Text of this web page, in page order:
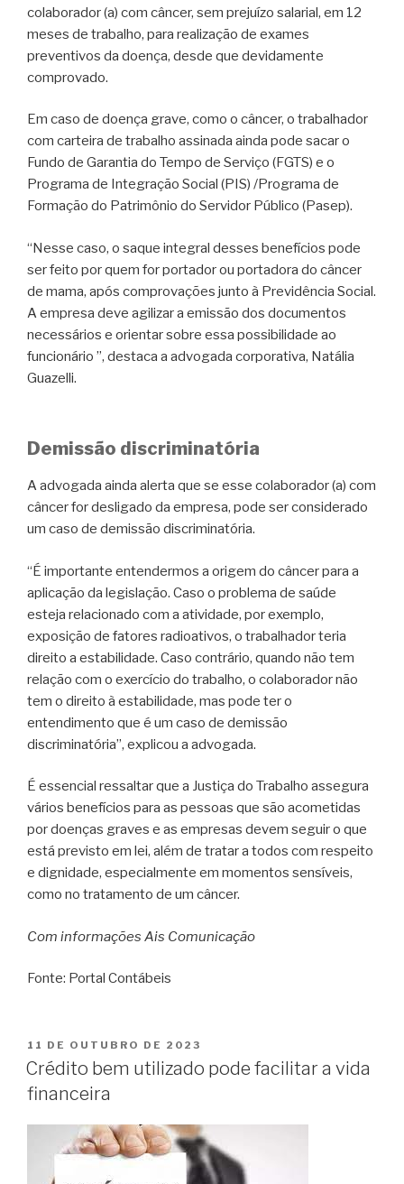
colaborador (a) com câncer, sem prejuízo salarial, em 12
meses de trabalho, para realização de exames
preventivos da doença, desde que devidamente
comprovado.
Em caso de doença grave, como o câncer, o trabalhador
com carteira de trabalho assinada ainda pode sacar o
Fundo de Garantia do Tempo de Serviço (FGTS) e o
Programa de Integração Social (PIS) /Programa de
Formação do Patrimônio do Servidor Público (Pasep).
“Nesse caso, o saque integral desses benefícios pode
ser feito por quem for portador ou portadora do câncer
de mama, após comprovações junto à Previdência Social.
A empresa deve agilizar a emissão dos documentos
necessários e orientar sobre essa possibilidade ao
funcionário ”, destaca a advogada corporativa, Natália
Guazelli.
Demissão discriminatória
A advogada ainda alerta que se esse colaborador (a) com
câncer for desligado da empresa, pode ser considerado
um caso de demissão discriminatória.
“É importante entendermos a origem do câncer para a
aplicação da legislação. Caso o problema de saúde
esteja relacionado com a atividade, por exemplo,
exposição de fatores radioativos, o trabalhador teria
direito a estabilidade. Caso contrário, quando não tem
relação com o exercício do trabalho, o colaborador não
tem o direito à estabilidade, mas pode ter o
entendimento que é um caso de demissão
discriminatória”, explicou a advogada.
É essencial ressaltar que a Justiça do Trabalho assegura
vários benefícios para as pessoas que são acometidas
por doenças graves e as empresas devem seguir o que
está previsto em lei, além de tratar a todos com respeito
e dignidade, especialmente em momentos sensíveis,
como no tratamento de um câncer.
Com informações Ais Comunicação
Fonte: Portal Contábeis
11 DE OUTUBRO DE 2023
Crédito bem utilizado pode facilitar a vida
financeira